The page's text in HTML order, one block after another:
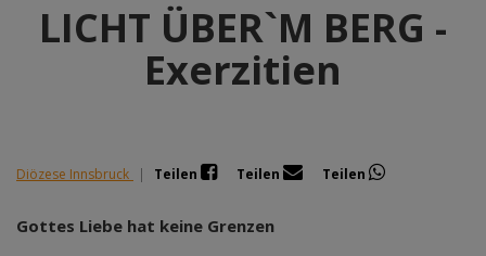
LICHT ÜBER`M BERG -
Exerzitien
Diözese Innsbruck | Teilen Teilen Teilen
Gottes Liebe hat keine Grenzen